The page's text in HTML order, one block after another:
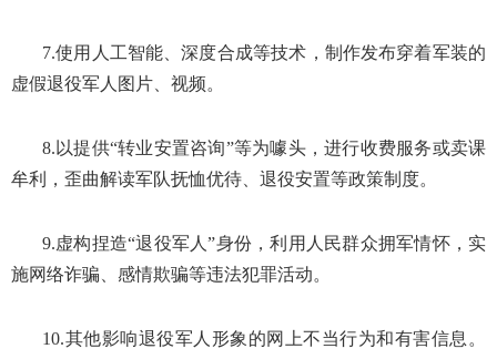
7.使用人工智能、深度合成等技术，制作发布穿着军装的
虚假退役军人图片、视频。
8.以提供“转业安置咨询”等为噱头，进行收费服务或卖课
牟利，歪曲解读军队抚恤优待、退役安置等政策制度。
9.虚构捏造“退役军人”身份，利用人民群众拥军情怀，实
施网络诈骗、感情欺骗等违法犯罪活动。
10.其他影响退役军人形象的网上不当行为和有害信息。